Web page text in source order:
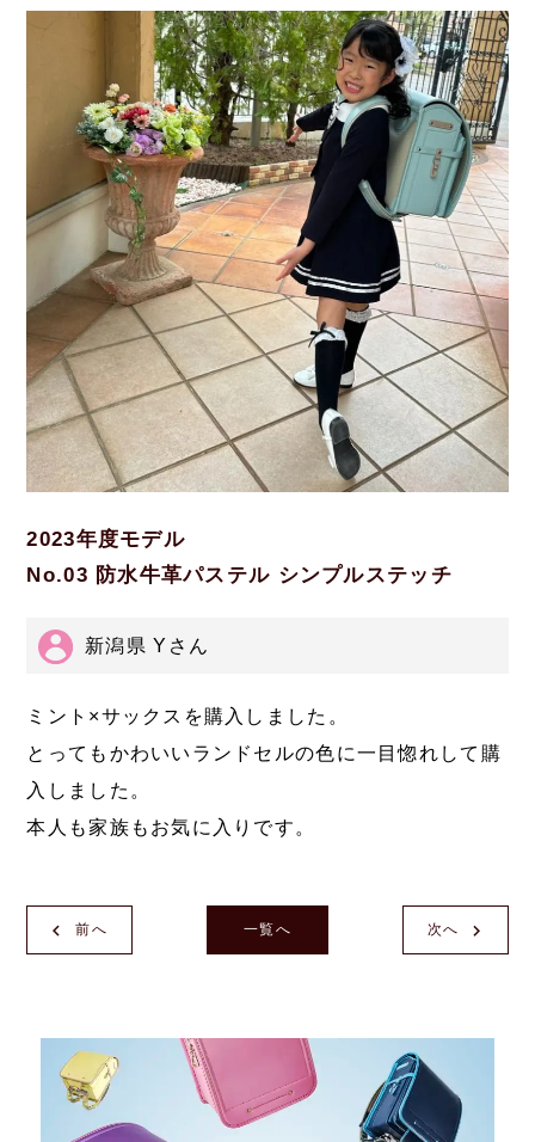
2023年度モデル
No.03 防水牛革パステル シンプルステッチ
新潟県 Yさん
ミント×サックスを購入しました。
とってもかわいいランドセルの色に一目惚れして購
入しました。
本人も家族もお気に入りです。
前へ 次へ
一覧へ